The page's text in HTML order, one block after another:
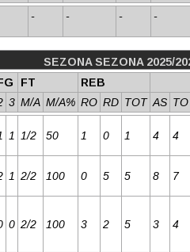
- - - -
SEZONA SEZONA 2025/
FT
REB
3 M/A M/A% RO RD TOT AS TO
1 1/2 50 1 0 1 4 4
1 2/2 100 0 5 5 8 7
0 2/2 100 3 2 5 3 4